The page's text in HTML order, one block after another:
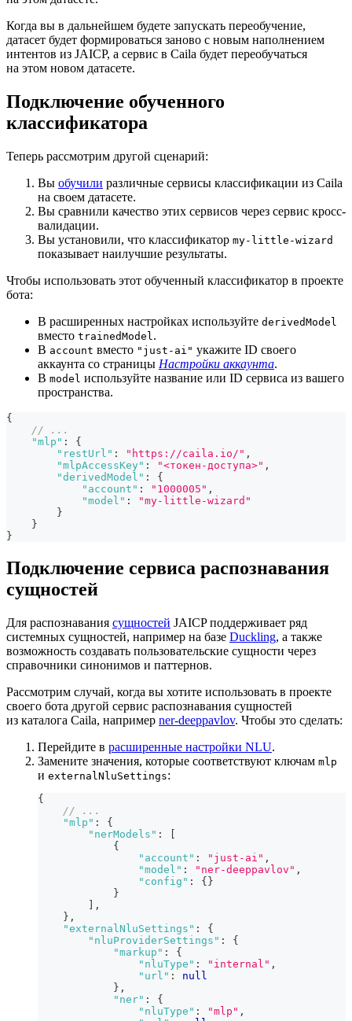
Когда вы в дальнейшем будете запускать переобучение,
датасет будет формироваться заново с новым наполнением
интентов из JAICP, а сервис в Caila будет переобучаться
на этом новом датасете.
Подключение обученного
классификатора
Теперь рассмотрим другой сценарий:
Вы обучили различные сервисы классификации из Caila
на своем датасете.
Вы сравнили качество этих сервисов через сервис кросс-
валидации.
Вы установили, что классификатор my-little-wizard
показывает наилучшие результаты.
Чтобы использовать этот обученный классификатор в проекте
бота:
В расширенных настройках используйте derivedModel
вместо trainedModel .
В account вместо "just-ai" укажите ID своего
аккаунта со страницы Настройки аккаунта.
В model используйте название или ID сервиса из вашего
пространства.
{
// ...
"mlp" :
{
"restUrl" : "https://caila.io/" ,
"mlpAccessKey" : "<токен-доступа>" ,
"derivedModel" :
{
"account" : "1000005" ,
"model" :
"my-little-wizard"
}
}
}
Подключение сервиса распознавания
сущностей
Для распознавания сущностей JAICP поддерживает ряд
системных сущностей, например на базе Duckling, а также
возможность создавать пользовательские сущности через
справочники синонимов и паттернов.
Рассмотрим случай, когда вы хотите использовать в проекте
своего бота другой сервис распознавания сущностей
из каталога Caila, например ner-deeppavlov. Чтобы это сделать:
Перейдите в расширенные настройки NLU.
Замените значения, которые соответствуют ключам mlp
и externalNluSettings:
{
// ...
"mlp" :
{
"nerModels" :
{
"account" : "just-ai" ,
"model" : "ner-deeppavlov" ,
"config" : { }
}
,
} ,
"externalNluSettings" :
{
"nluProviderSettings" :
{
"markup" :
{
"nluType" : "internal" ,
"url" :
null
} ,
"ner" :
{
"nluType" : "mlp" ,